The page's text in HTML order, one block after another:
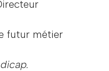
futur métier